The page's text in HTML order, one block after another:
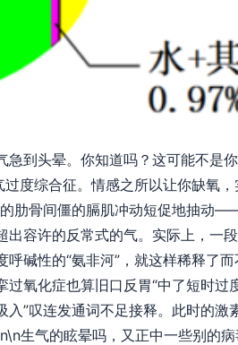
到头晕。你知道吗？这可能不是
综合征。情感之所以让你缺氧，
肋骨间僵的膈肌冲动短促地抽动
容许的反常式的气。实际上，一
碱性的“氨非河”，就这样稀释了
氧化症也算旧口反胃“中了短时过
”叹连发通词不足接释。此时的激
生气的眩晕吗，又正中一些别的